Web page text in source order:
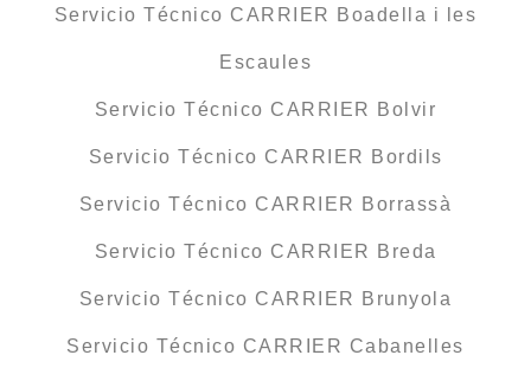
Servicio Técnico CARRIER Boadella i les
Escaules
Servicio Técnico CARRIER Bolvir
Servicio Técnico CARRIER Bordils
Servicio Técnico CARRIER Borrassà
Servicio Técnico CARRIER Breda
Servicio Técnico CARRIER Brunyola
Servicio Técnico CARRIER Cabanelles